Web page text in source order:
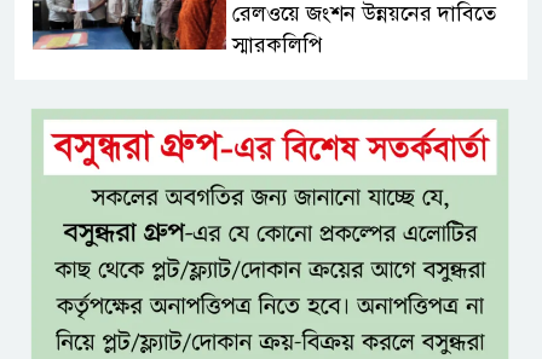
রেলওয়ে জংশন উন্নয়নের দাবিতে
স্মারকলিপি
জনগণের ভাগ্য নিয়ে কাউকে
ছিনিমিনি খেলতে দেওয়া হবে না:
প্রধানমন্ত্রী
শ্রীমঙ্গলে বর্ণাঢ্য আয়োজনে
আন্তর্জাতিক আদিবাসী দিবস পালিত
যশোরে ইন্টারন্যাশনাল পিস স্কুল